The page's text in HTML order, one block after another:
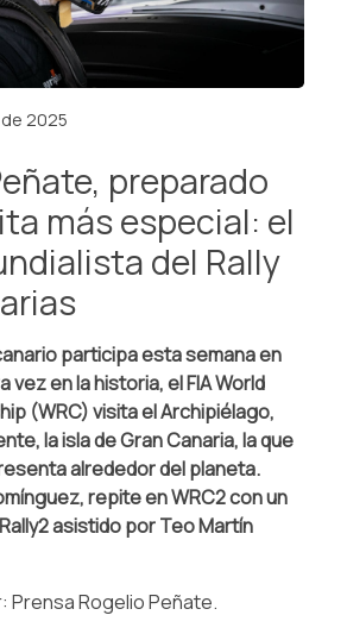
2025
preparado
más especial: el
del Rally
participa esta semana en
vez en la historia, el FIA World
(WRC) visita el Archipiélago,
la isla de Gran Canaria, la que
alrededor del planeta.
repite en WRC2 con un
asistido por Teo Martín
Prensa Rogelio Peñate.